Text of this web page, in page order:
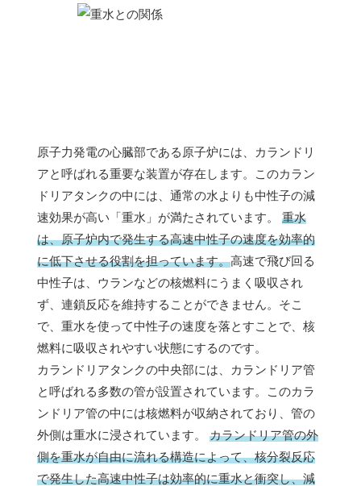
原子力発電の心臓部である原子炉には、カランドリ
アと呼ばれる重要な装置が存在します。このカラン
ドリアタンクの中には、通常の水よりも中性子の減
速効果が高い「重水」が満たされています。 重水
は、原子炉内で発生する高速中性子の速度を効率的
に低下させる役割を担っています。高速で飛び回る
中性子は、ウランなどの核燃料にうまく吸収され
ず、連鎖反応を維持することができません。そこ
で、重水を使って中性子の速度を落とすことで、核
燃料に吸収されやすい状態にするのです。
カランドリアタンクの中央部には、カランドリア管
と呼ばれる多数の管が設置されています。このカラ
ンドリア管の中には核燃料が収納されており、管の
外側は重水に浸されています。 カランドリア管の外
側を重水が自由に流れる構造によって、核分裂反応
で発生した高速中性子は効率的に重水と衝突し、減